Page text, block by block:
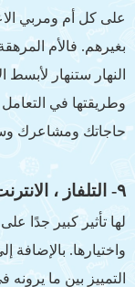
على كل أم ومربي
بغيرهم. فالأم
النهار ستنهار
وطريقتها في
حاجاتك ومشاعرك
٩- التلفاز ، الانترنت والألعاب الالكترونية
لها تأثير كبير جدًا
واختيارها.
التمييز بين ما